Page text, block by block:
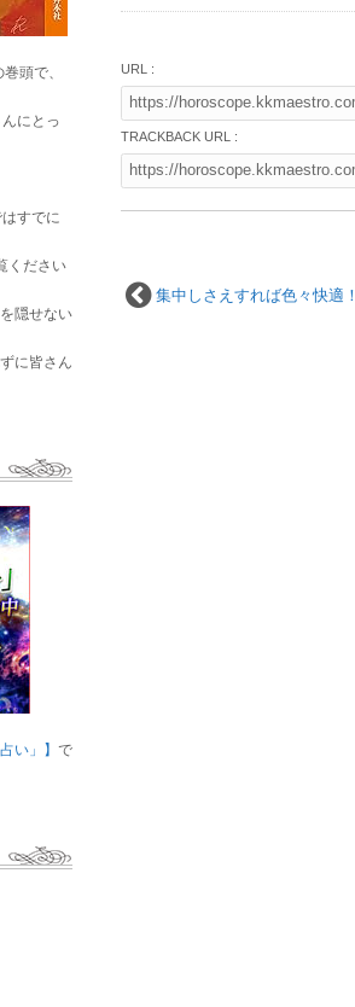
URL :
TRACKBACK URL :
集中しさえすれば色々快適！
頭で、
にとっ
すでに
ください
隠せない
に皆さん
い」】 で